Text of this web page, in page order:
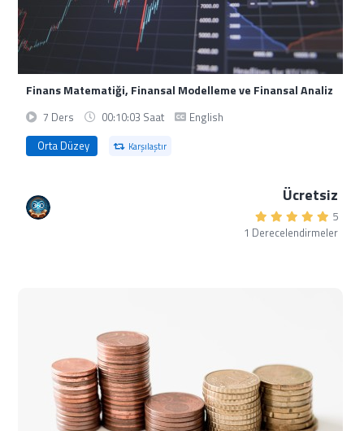
Finans Matematiği, Finansal Modelleme ve Finansal Analiz
7 Ders 00:10:03 Saat
English
Orta Düzey
Karşılaştır
Ücretsiz
5
1 Derecelendirmeler